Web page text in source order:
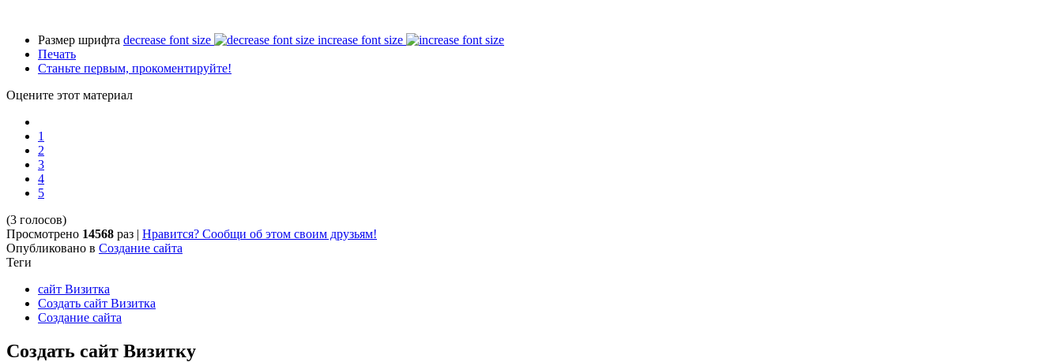
Размер шрифта decrease font size
increase font size
Печать
Станьте первым, прокоментируйте!
Оцените этот материал
1
2
3
4
5
(3 голосов)
Просмотрено 14568 раз | Нравится? Сообщи об этом своим друзьям!
Опубликовано в Создание сайта
Теги
сайт Визитка
Создать сайт Визитка
Создание сайта
Создать сайт Визитку